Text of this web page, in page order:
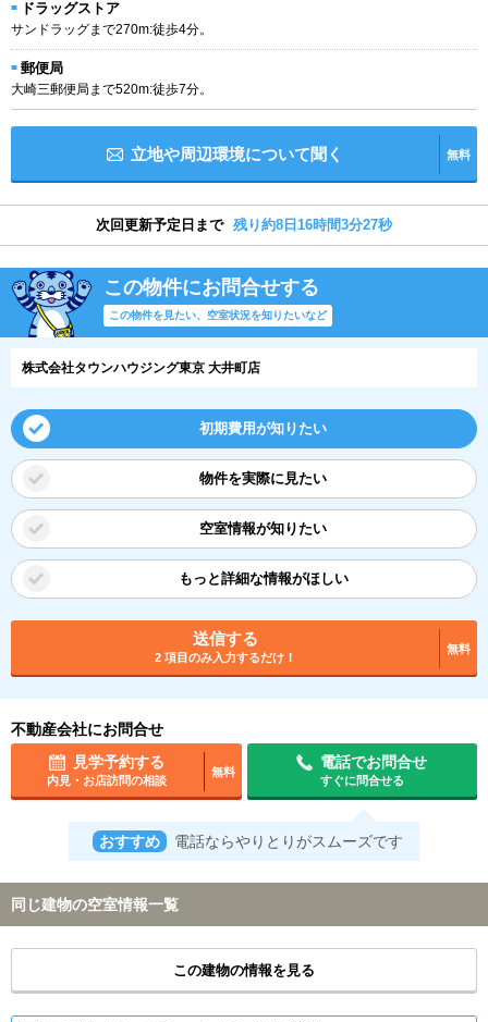
ドラッグストア
サンドラッグまで270m:徒歩4分。
郵便局
大崎三郵便局まで520m:徒歩7分。
立地や周辺環境について聞く 無料
次回更新予定日まで 残り約8日16時間3分27秒
この物件にお問合せする
この物件を見たい、空室状況を知りたいなど
株式会社タウンハウジング東京 大井町店
初期費用が知りたい
物件を実際に見たい
空室情報が知りたい
もっと詳細な情報がほしい
送信する
2 項目のみ入力するだけ！
無料
不動産会社にお問合せ
見学予約する
内見・お店訪問の相談
無料
電話でお問合せ
すぐに問合せる
おすすめ 電話ならやりとりがスムーズです
同じ建物の空室情報一覧
この建物の情報を見る